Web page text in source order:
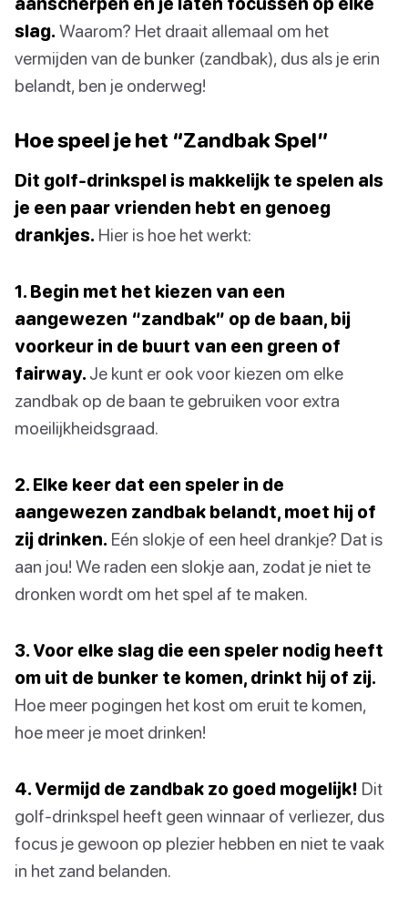
slag. Waarom? Het draait allemaal om het
vermijden van de bunker (zandbak), dus als je erin
belandt, ben je onderweg!
Hoe speel je het “Zandbak Spel”
Dit golf-drinkspel is makkelijk te spelen als
je een paar vrienden hebt en genoeg
drankjes. Hier is hoe het werkt:
1. Begin met het kiezen van een
aangewezen “zandbak” op de baan, bij
voorkeur in de buurt van een green of
fairway. Je kunt er ook voor kiezen om elke
zandbak op de baan te gebruiken voor extra
moeilijkheidsgraad.
2. Elke keer dat een speler in de
aangewezen zandbak belandt, moet hij of
zij drinken. Eén slokje of een heel drankje? Dat is
aan jou! We raden een slokje aan, zodat je niet te
dronken wordt om het spel af te maken.
3. Voor elke slag die een speler nodig heeft
om uit de bunker te komen, drinkt hij of zij.
Hoe meer pogingen het kost om eruit te komen,
hoe meer je moet drinken!
4. Vermijd de zandbak zo goed mogelijk! Dit
golf-drinkspel heeft geen winnaar of verliezer, dus
focus je gewoon op plezier hebben en niet te vaak
in het zand belanden.